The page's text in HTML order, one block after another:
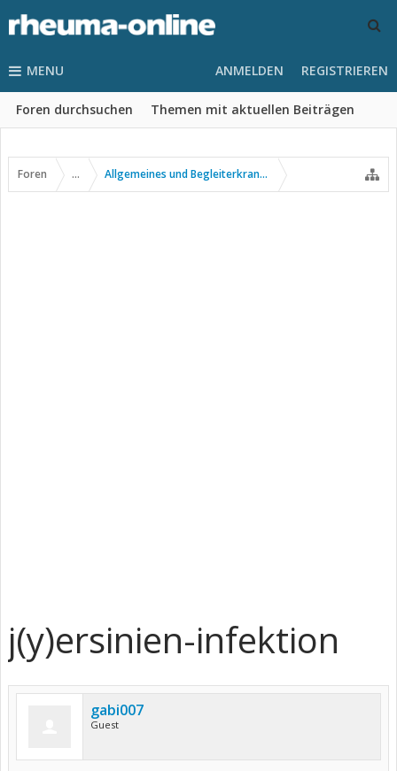
MENU
Foren durchsuchen Themen mit aktuellen Beiträgen
ANMELDEN REGISTRIEREN
Foren ... Allgemeines und Begleiterkrankungen
j(y)ersinien-infektion
gabi007
Guest